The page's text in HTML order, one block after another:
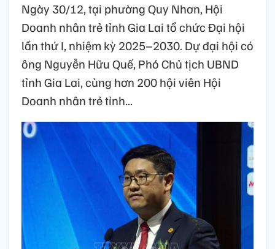
Ngày 30/12, tại phường Quy Nhơn, Hội
Doanh nhân trẻ tỉnh Gia Lai tổ chức Đại hội
lần thứ I, nhiệm kỳ 2025–2030. Dự đại hội có
ông Nguyễn Hữu Quế, Phó Chủ tịch UBND
tỉnh Gia Lai, cùng hơn 200 hội viên Hội
Doanh nhân trẻ tỉnh...